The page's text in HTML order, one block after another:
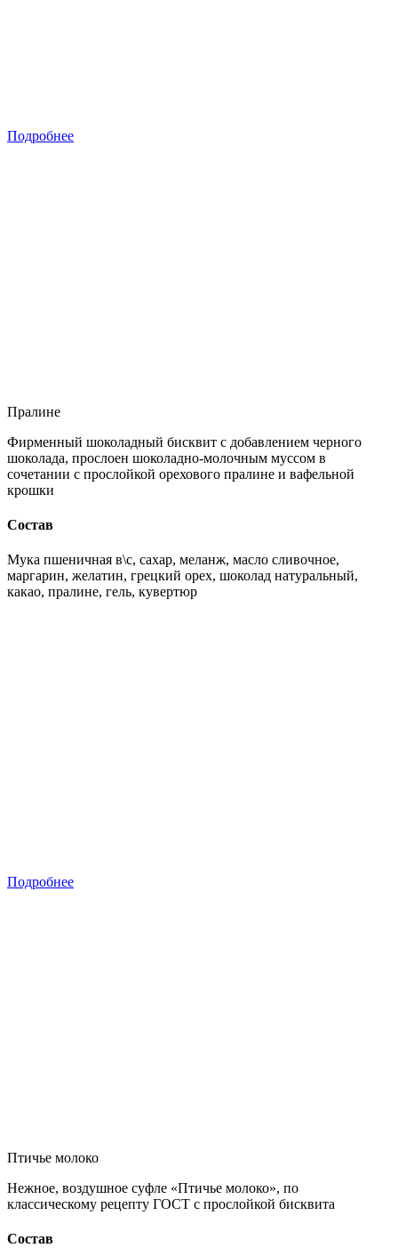
Подробнее
Пралине
Фирменный шоколадный бисквит с добавлением черного
шоколада, прослоен шоколадно-молочным муссом в
сочетании с прослойкой орехового пралине и вафельной
крошки
Состав
Мука пшеничная в\с, сахар, меланж, масло сливочное,
маргарин, желатин, грецкий орех, шоколад натуральный,
какао, пралине, гель, кувертюр
Подробнее
Птичье молоко
Нежное, воздушное суфле «Птичье молоко», по
классическому рецепту ГОСТ с прослойкой бисквита
Состав